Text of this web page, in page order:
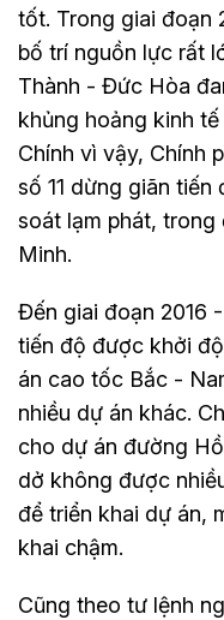
tốt. Trong giai đoạn
bố trí nguồn lực rất
Thành - Đức Hòa
khủng hoảng kinh
Chính vì vậy, Chính
số 11 dừng giãn tiến
soát lạm phát,
Minh.
Đến giai đoạn 2016
tiến độ được khởi
án cao tốc Bắc -
nhiều dự án khác.
cho dự án đường
dở không được
để triển khai dự án,
khai chậm.
Cũng theo tư lệnh